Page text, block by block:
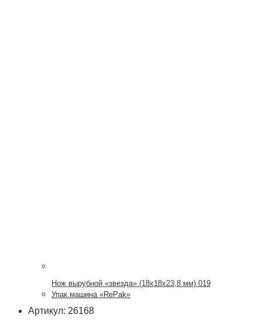
Нож вырубной «звезда» (18х18х23,8 мм) 019
Упак.машина «RePak»
Артикул: 26168